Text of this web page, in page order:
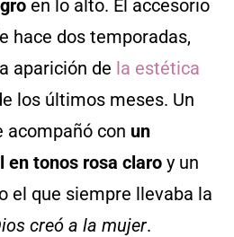
en lo alto. El accesorio
hace dos temporadas,
aparición de la estética
los últimos meses. Un
acompañó con un
en tonos rosa claro y un
el que siempre llevaba la
creó a la mujer.